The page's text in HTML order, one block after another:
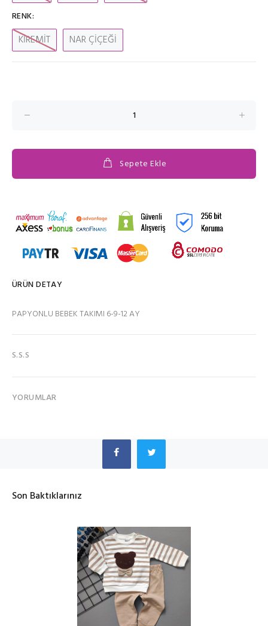
RENK:
KİREMİT NAR ÇİÇEĞİ
Sepete Ekle
ÜRÜN DETAY
PAPYONLU BEBEK TAKIMI 6-9-12 AY
S.S.S
YORUMLAR
Son Baktıklarınız